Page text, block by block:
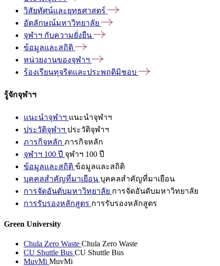
วิสัยทัศน์และยุทธศาสตร์
อัตลักษณ์มหาวิทยาลัย
จุฬาฯ กับความยั่งยืน
ข้อมูลและสถิติ
หน่วยงานของจุฬาฯ
ร้องเรียนทุจริตและประพฤติมิชอบ
รู้จักจุฬาฯ
แนะนำจุฬาฯ แนะนำจุฬาฯ
ประวัติจุฬาฯ ประวัติจุฬาฯ
ภารกิจหลัก ภารกิจหลัก
จุฬาฯ 100 ปี จุฬาฯ 100 ปี
ข้อมูลและสถิติ ข้อมูลและสถิติ
บุคคลสำคัญที่มาเยือน บุคคลสำคัญที่มาเยือน
การจัดอันดับมหาวิทยาลัย การจัดอันดับมหาวิทยาลัย
การรับรองหลักสูตร การรับรองหลักสูตร
Green University
Chula Zero Waste Chula Zero Waste
CU Shuttle Bus CU Shuttle Bus
MuvMi MuvMi